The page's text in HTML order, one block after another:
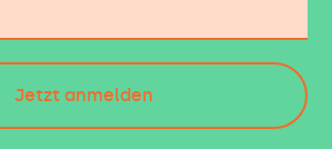
Jetzt anmelden